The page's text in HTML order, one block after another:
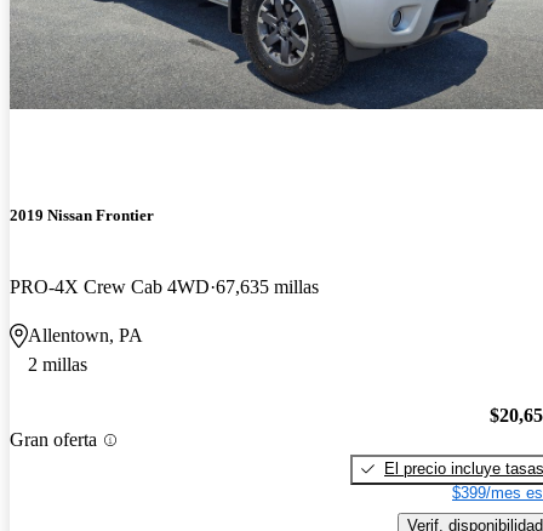
2019 Nissan Frontier
PRO-4X Crew Cab 4WD 67,635 millas
Allentown, PA
2 millas
Gran oferta
El precio incluye tasas
$399/mes
Verif. disponibilidad